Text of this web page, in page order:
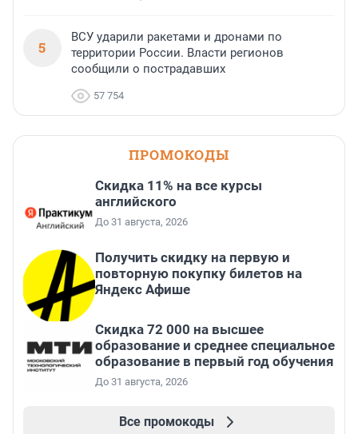
5
ВСУ ударили ракетами и дронами по
территории России. Власти регионов
сообщили о пострадавших
57 754
ПРОМОКОДЫ
Скидка 11% на все курсы
английского
До 31 августа, 2026
Получить скидку на первую и
повторную покупку билетов на
Яндекс Афише
Скидка 72 000 на высшее
образование и среднее специальное
образование в первый год обучения
До 31 августа, 2026
Все промокоды